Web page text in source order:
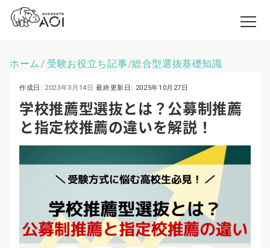
ホーム \ 受験お役立ち記事\総合型選抜基礎知識
作成日: 2023年3月14日最終更新日: 2025年10月27日
学校推薦型選抜とは？公募制推薦
と指定校推薦の違いを解説！